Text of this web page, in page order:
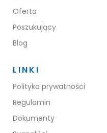
Oferta
Poszukujący
Blog
LINKI
Polityka prywatności
Regulamin
Dokumenty